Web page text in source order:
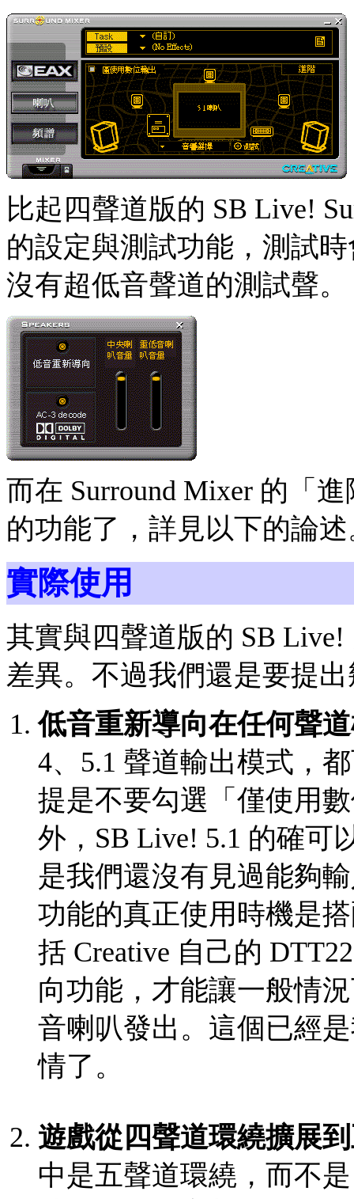
比起四聲道版的 SB Live!
的設定與測試功能，測試
沒有超低音聲道的測試聲。
而在 Surround Mixer 的「
的功能了，詳見以下的論
實際使用
其實與四聲道版的 SB
差異。不過我們還是要提
低音重新導向在任何聲
4、5.1 聲道輸出模式，
提是不要勾選「僅使用
外，SB Live! 5.1 的確可
是我們還沒有見過能夠
功能的真正使用時機是
括 Creative 自己的
向功能，才能讓一般情
音喇叭發出。這個已經
情了。
遊戲從四聲道環繞擴展
中是五聲道環繞，而不